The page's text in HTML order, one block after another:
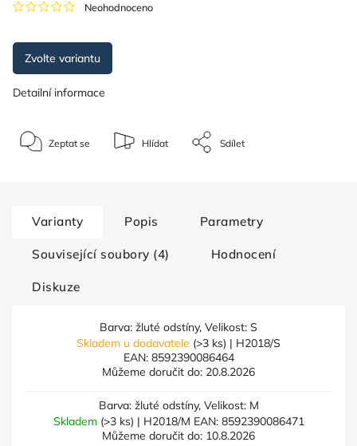
Neohodnoceno
Zvolte variantu
Detailní informace
Zeptat se Hlídat Sdílet
Varianty Popis Parametry
Související soubory (4) Hodnocení
Diskuze
Barva: žluté odstíny, Velikost: S
Skladem u dodavatele (>3 ks) | H2018/S
EAN: 8592390086464
Můžeme doručit do: 20.8.2026
Barva: žluté odstíny, Velikost: M
Skladem (>3 ks) | H2018/M EAN: 8592390086471
Můžeme doručit do: 10.8.2026